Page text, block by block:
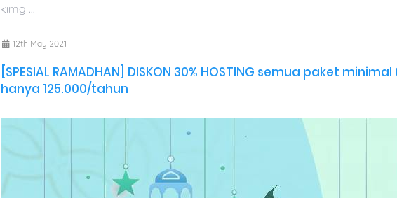
<img ...
12th May 2021
[SPESIAL RAMADHAN] DISKON 30% HOSTING semua paket
hanya 125.000/tahun